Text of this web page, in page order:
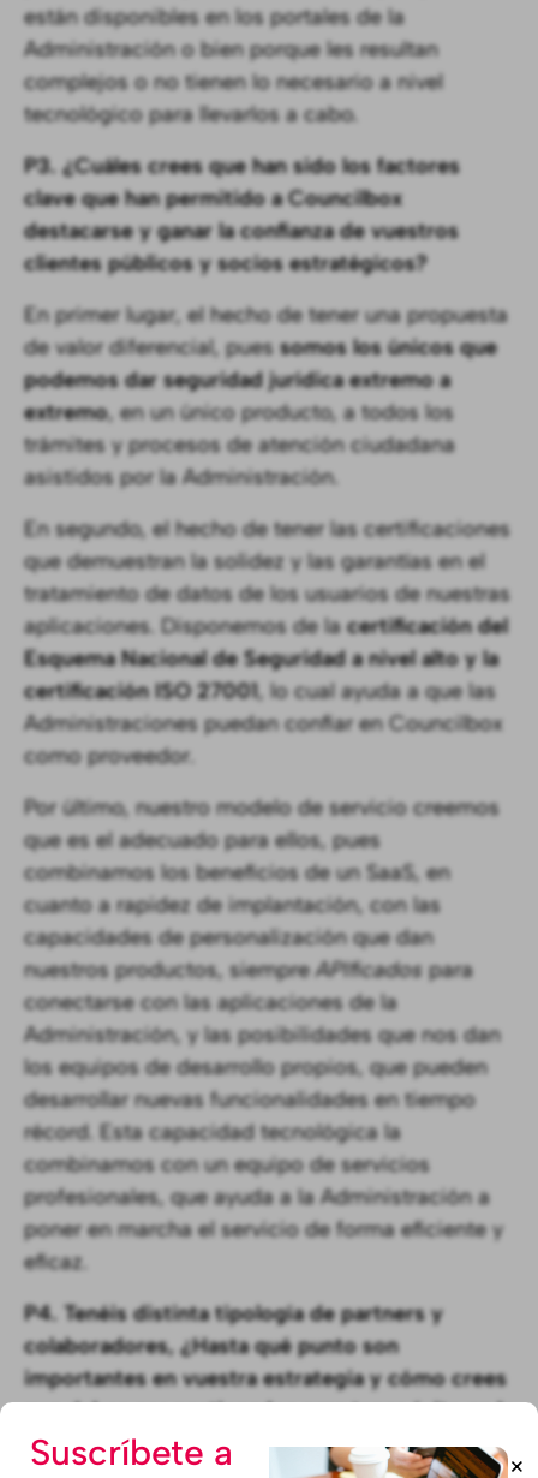
Suscríbete a
+
están disponibles en los portales de la
Administración o bien porque les resultan
complejos o no tienen lo necesario a nivel
tecnológico para llevarlos a cabo.
P3. ¿Cuáles crees que han sido los factores
clave que han permitido a Councilbox
destacarse y ganar la confianza de vuestros
clientes públicos y socios estratégicos?
En primer lugar, el hecho de tener una propuesta
de valor diferencial, puessomos los únicos que
podemos dar seguridad jurídica extremo a
extremo, en un único producto, a todos los
trámites y procesos de atención ciudadana
asistidos por la Administración.
En segundo, el hecho de tener las certificaciones
que demuestran la solidez y las garantías en el
tratamiento de datos de los usuarios de nuestras
aplicaciones. Disponemos de lacertificación del
Esquema Nacional de Seguridad a nivel alto y la
certificación ISO 27001, lo cual ayuda a que las
Administraciones puedan confiar en Councilbox
como proveedor.
Por último, nuestro modelo de servicio creemos
que es el adecuado para ellos, pues
combinamos los beneficios de un SaaS, en
cuanto a rapidez de implantación, con las
capacidades de personalización que dan
nuestros productos, siempreAPIficadospara
conectarse con las aplicaciones de la
Administración, y las posibilidades que nos dan
los equipos de desarrollo propios, que pueden
desarrollar nuevas funcionalidades en tiempo
récord. Esta capacidad tecnológica la
combinamos con un equipo de servicios
profesionales, que ayuda a la Administración a
poner en marcha el servicio de forma eficiente y
eficaz.
P4. Tenéis distinta tipología de partners y
colaboradores, ¿Hasta qué punto son
importantes en vuestra estrategia y cómo crees
que deben ser gestionados para tener éxito en la
relación con las Administraciones?